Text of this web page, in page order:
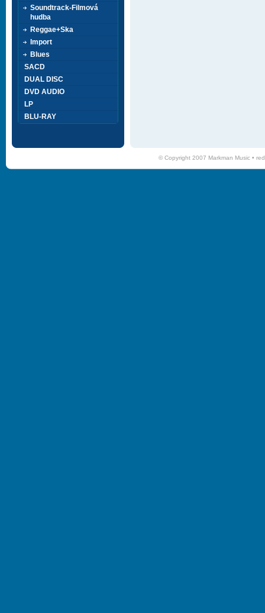
Soundtrack-Filmová
hudba
Reggae+Ska
Import
Blues
SACD
DUAL DISC
DVD AUDIO
LP
BLU-RAY
© Copyright 2007 Markman Music •